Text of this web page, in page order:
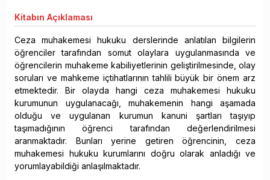
Kitabın Açıklaması
Ceza muhakemesi hukuku derslerinde anlatılan bilgilerin
öğrenciler tarafından somut olaylara uygulanmasında ve
öğrencilerin muhakeme kabiliyetlerinin geliştirilmesinde, olay
soruları ve mahkeme içtihatlarının tahlili büyük bir önem arz
etmektedir. Bir olayda hangi ceza muhakemesi hukuku
kurumunun uygulanacağı, muhakemenin hangi aşamada
olduğu ve uygulanan kurumun kanuni şartları taşıyıp
taşımadığının öğrenci tarafından değerlendirilmesi
aranmaktadır. Bunları yerine getiren öğrencinin, ceza
muhakemesi hukuku kurumlarını doğru olarak anladığı ve
yorumlayabildiği anlaşılmaktadır.